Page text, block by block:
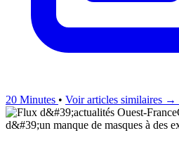
20 Minutes • Voir articles similaires →